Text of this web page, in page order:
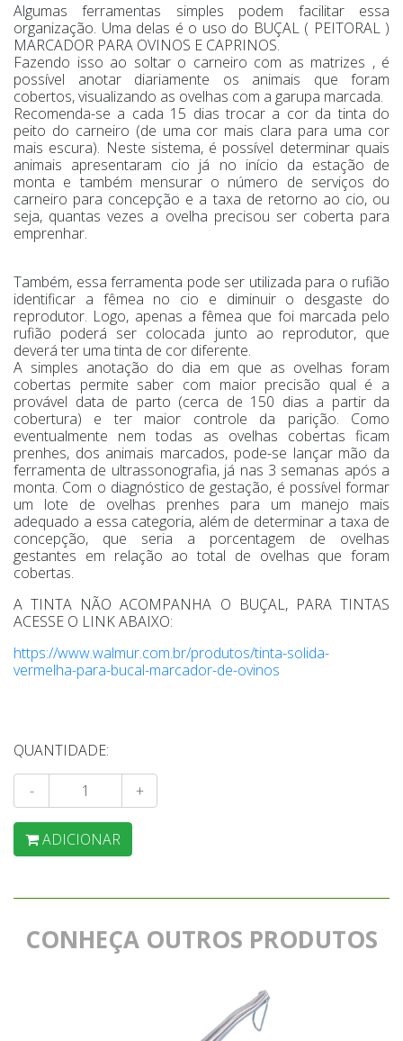
Algumas ferramentas simples podem facilitar essa
organização. Uma delas é o uso do BUÇAL ( PEITORAL )
MARCADOR PARA OVINOS E CAPRINOS.
Fazendo isso ao soltar o carneiro com as matrizes , é
possível anotar diariamente os animais que foram
cobertos, visualizando as ovelhas com a garupa marcada.
Recomenda-se a cada 15 dias trocar a cor da tinta do
peito do carneiro (de uma cor mais clara para uma cor
mais escura). Neste sistema, é possível determinar quais
animais apresentaram cio já no início da estação de
monta e também mensurar o número de serviços do
carneiro para concepção e a taxa de retorno ao cio, ou
seja, quantas vezes a ovelha precisou ser coberta para
emprenhar.
Também, essa ferramenta pode ser utilizada para o rufião
identificar a fêmea no cio e diminuir o desgaste do
reprodutor. Logo, apenas a fêmea que foi marcada pelo
rufião poderá ser colocada junto ao reprodutor, que
deverá ter uma tinta de cor diferente.
A simples anotação do dia em que as ovelhas foram
cobertas permite saber com maior precisão qual é a
provável data de parto (cerca de 150 dias a partir da
cobertura) e ter maior controle da parição. Como
eventualmente nem todas as ovelhas cobertas ficam
prenhes, dos animais marcados, pode-se lançar mão da
ferramenta de ultrassonografia, já nas 3 semanas após a
monta. Com o diagnóstico de gestação, é possível formar
um lote de ovelhas prenhes para um manejo mais
adequado a essa categoria, além de determinar a taxa de
concepção, que seria a porcentagem de ovelhas
gestantes em relação ao total de ovelhas que foram
cobertas.
A TINTA NÃO ACOMPANHA O BUÇAL, PARA TINTAS
ACESSE O LINK ABAIXO:
https://www.walmur.com.br/produtos/tinta-solida-
vermelha-para-bucal-marcador-de-ovinos
QUANTIDADE:
- +
ADICIONAR
CONHEÇA OUTROS PRODUTOS